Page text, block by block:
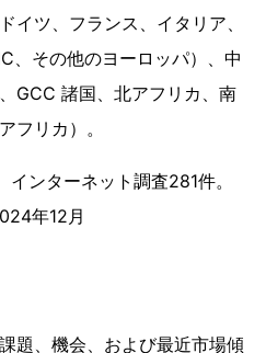
イツ、フランス、イタリア、
、その他のヨーロッパ）、中
GCC 諸国、北アフリカ、南
フリカ）。
ンターネット調査281件。
年12月
題、機会、および最近市場傾